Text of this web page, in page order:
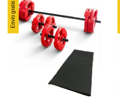
Envío gratis